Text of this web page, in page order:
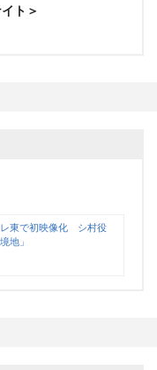
ト＞
東で初映像化 シ村役
地」